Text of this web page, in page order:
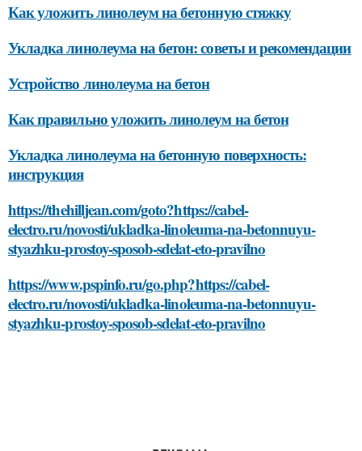
Как уложить линолеум на бетонную стяжку
Укладка линолеума на бетон: советы и рекомендации
Устройство линолеума на бетон
Как правильно уложить линолеум на бетон
Укладка линолеума на бетонную поверхность:
инструкция
https://thehilljean.com/goto?https://cabel-
electro.ru/novosti/ukladka-linoleuma-na-betonnuyu-
styazhku-prostoy-sposob-sdelat-eto-pravilno
https://www.pspinfo.ru/go.php?https://cabel-
electro.ru/novosti/ukladka-linoleuma-na-betonnuyu-
styazhku-prostoy-sposob-sdelat-eto-pravilno